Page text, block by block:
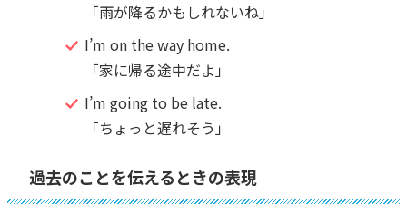
「雨が降るかもしれないね」
I’m on the way home.
「家に帰る途中だよ」
I’m going to be late.
「ちょっと遅れそう」
過去のことを伝えるときの表現